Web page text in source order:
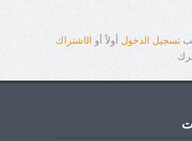
تسجيل الدخول أولاً أو الاشتراك